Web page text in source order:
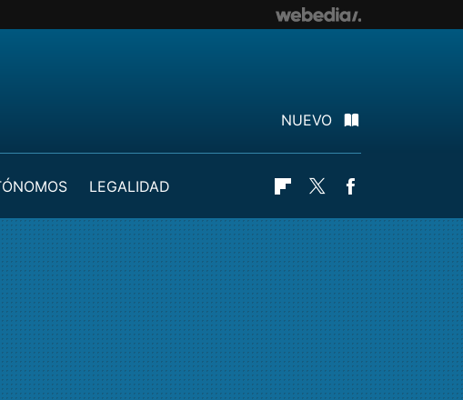
NUEVO
LEGALIDAD
Flipboard
Twitter